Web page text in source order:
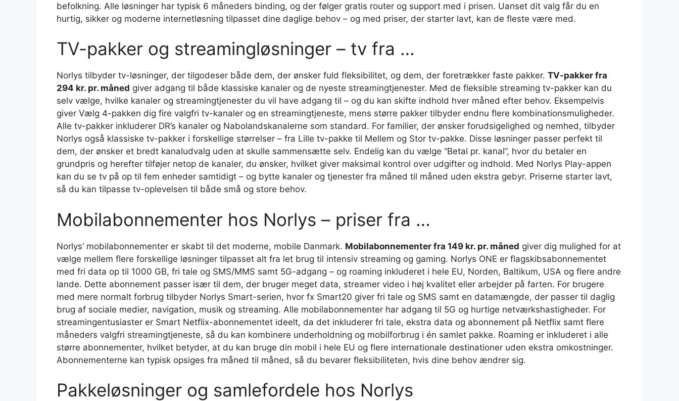
befolkning. Alle løsninger har typisk 6 måneders binding, og der følger gratis router og support med i prisen. Uanset dit valg får du en
hurtig, sikker og moderne internetløsning tilpasset dine daglige behov – og med priser, der starter lavt, kan de fleste være med.
TV-pakker og streamingløsninger – tv fra …
Norlys tilbyder tv-løsninger, der tilgodeser både dem, der ønsker fuld fleksibilitet, og dem, der foretrækker faste pakker. TV-pakker fra
294 kr. pr. måned giver adgang til både klassiske kanaler og de nyeste streamingtjenester. Med de fleksible streaming tv-pakker kan du
selv vælge, hvilke kanaler og streamingtjenester du vil have adgang til – og du kan skifte indhold hver måned efter behov. Eksempelvis
giver Vælg 4-pakken dig fire valgfri tv-kanaler og en streamingtjeneste, mens større pakker tilbyder endnu flere kombinationsmuligheder.
Alle tv-pakker inkluderer DR’s kanaler og Nabolandskanalerne som standard. For familier, der ønsker forudsigelighed og nemhed, tilbyder
Norlys også klassiske tv-pakker i forskellige størrelser – fra Lille tv-pakke til Mellem og Stor tv-pakke. Disse løsninger passer perfekt til
dem, der ønsker et bredt kanaludvalg uden at skulle sammensætte selv. Endelig kan du vælge “Betal pr. kanal”, hvor du betaler en
grundpris og herefter tilføjer netop de kanaler, du ønsker, hvilket giver maksimal kontrol over udgifter og indhold. Med Norlys Play-appen
kan du se tv på op til fem enheder samtidigt – og bytte kanaler og tjenester fra måned til måned uden ekstra gebyr. Priserne starter lavt,
så du kan tilpasse tv-oplevelsen til både små og store behov.
Mobilabonnementer hos Norlys – priser fra …
Norlys’ mobilabonnementer er skabt til det moderne, mobile Danmark. Mobilabonnementer fra 149 kr. pr. måned giver dig mulighed for at
vælge mellem flere forskellige løsninger tilpasset alt fra let brug til intensiv streaming og gaming. Norlys ONE er flagskibsabonnementet
med fri data op til 1000 GB, fri tale og SMS/MMS samt 5G-adgang – og roaming inkluderet i hele EU, Norden, Baltikum, USA og flere andre
lande. Dette abonnement passer især til dem, der bruger meget data, streamer video i høj kvalitet eller arbejder på farten. For brugere
med mere normalt forbrug tilbyder Norlys Smart-serien, hvor fx Smart20 giver fri tale og SMS samt en datamængde, der passer til daglig
brug af sociale medier, navigation, musik og streaming. Alle mobilabonnementer har adgang til 5G og hurtige netværkshastigheder. For
streamingentusiaster er Smart Netflix-abonnementet ideelt, da det inkluderer fri tale, ekstra data og abonnement på Netflix samt flere
måneders valgfri streamingtjeneste, så du kan kombinere underholdning og mobilforbrug i én samlet pakke. Roaming er inkluderet i alle
større abonnementer, hvilket betyder, at du kan bruge din mobil i hele EU og flere internationale destinationer uden ekstra omkostninger.
Abonnementerne kan typisk opsiges fra måned til måned, så du bevarer fleksibiliteten, hvis dine behov ændrer sig.
Pakkeløsninger og samlefordele hos Norlys